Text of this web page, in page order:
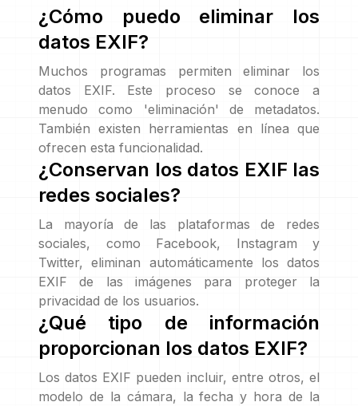
¿Cómo puedo eliminar los
datos EXIF?
Muchos programas permiten eliminar los
datos EXIF. Este proceso se conoce a
menudo como 'eliminación' de metadatos.
También existen herramientas en línea que
ofrecen esta funcionalidad.
¿Conservan los datos EXIF las
redes sociales?
La mayoría de las plataformas de redes
sociales, como Facebook, Instagram y
Twitter, eliminan automáticamente los datos
EXIF de las imágenes para proteger la
privacidad de los usuarios.
¿Qué tipo de información
proporcionan los datos EXIF?
Los datos EXIF pueden incluir, entre otros, el
modelo de la cámara, la fecha y hora de la